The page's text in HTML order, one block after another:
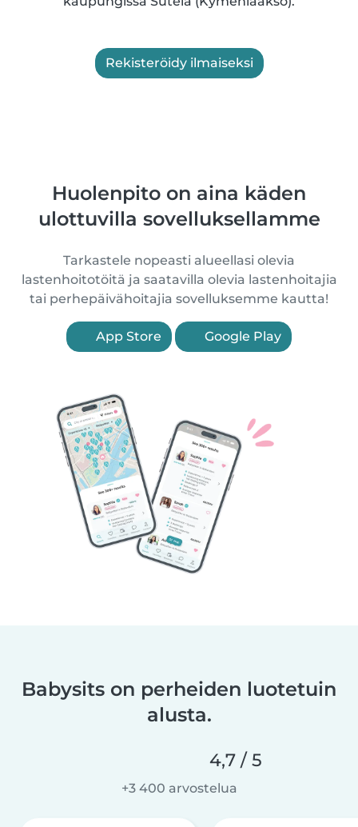
Rekisteröidy ilmaiseksi
Huolenpito on aina käden
ulottuvilla sovelluksellamme
Tarkastele nopeasti alueellasi olevia
lastenhoitotöitä ja saatavilla olevia lastenhoitajia
tai perhepäivähoitajia sovelluksemme kautta!
App Store Google Play
Babysits on perheiden luotetuin
alusta.
4,7 / 5
+3 400 arvostelua